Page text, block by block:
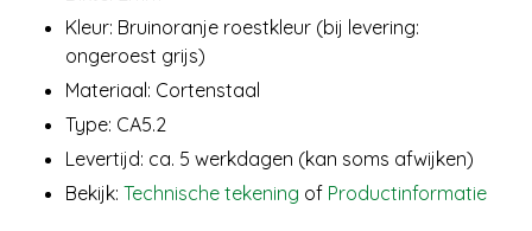
Kleur: Bruinoranje roestkleur (bij levering:
ongeroest grijs)
Materiaal: Cortenstaal
Type: CA5.2
Levertijd: ca. 5 werkdagen (kan soms afwijken)
Bekijk: Technische tekening of Productinformatie